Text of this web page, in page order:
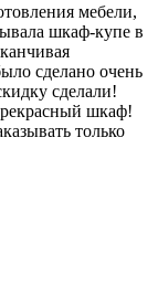
мебели,
шкаф-купе в
сделано очень
сделали!
шкаф!
только